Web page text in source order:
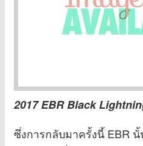
2017 EBR Black
ซึ่งการกลับมาครั้งนี้ EBR